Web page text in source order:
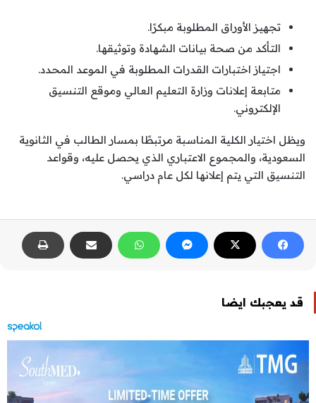
تجهيز الأوراق المطلوبة مبكرًا.
التأكد من صحة بيانات الشهادة وتوثيقها.
اجتياز اختبارات القدرات المطلوبة في الموعد المحدد.
متابعة إعلانات وزارة التعليم العالي وموقع التنسيق
الإلكتروني.
ويظل اختيار الكلية المناسبة مرتبطًا بمسار الطالب في الثانوية
السعودية، والمجموع الاعتباري الذي يحصل عليه، وقواعد
التنسيق التي يتم إعلانها لكل عام دراسي.
قد يعجبك ايضا